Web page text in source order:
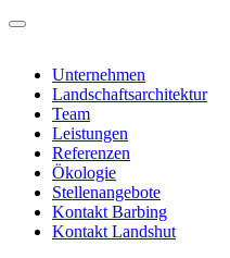
Unternehmen
Landschaftsarchitektur
Team
Leistungen
Referenzen
Ökologie
Stellenangebote
Kontakt Barbing
Kontakt Landshut